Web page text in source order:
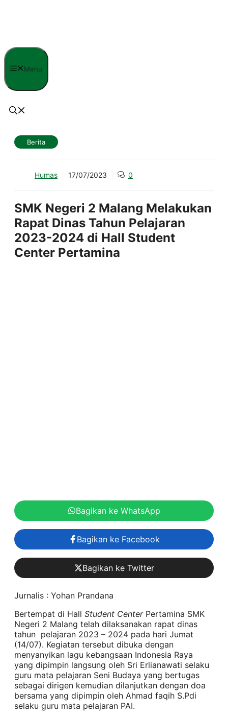
Menu
Berita
Humas 17/07/2023 0
SMK Negeri 2 Malang Melakukan
Rapat Dinas Tahun Pelajaran
2023-2024 di Hall Student
Center Pertamina
Bagikan ke WhatsApp
Bagikan ke Facebook
Bagikan ke Twitter
Jurnalis : Yohan Prandana
Bertempat di Hall Student CenterPertamina SMK
Negeri 2 Malang telah dilaksanakan rapat dinas
tahun pelajaran 2023 – 2024 pada hari Jumat
(14/07). Kegiatan tersebut dibuka dengan
menyanyikan lagu kebangsaan Indonesia Raya
yang dipimpin langsung oleh Sri Erlianawati selaku
guru mata pelajaran Seni Budaya yang bertugas
sebagai dirigen kemudian dilanjutkan dengan doa
bersama yang dipimpin oleh Ahmad faqih S.Pdi
selaku guru mata pelajaran PAI.